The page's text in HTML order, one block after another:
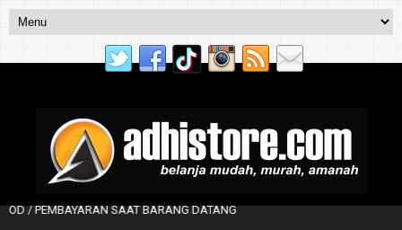
SAAT BARANG DATANG